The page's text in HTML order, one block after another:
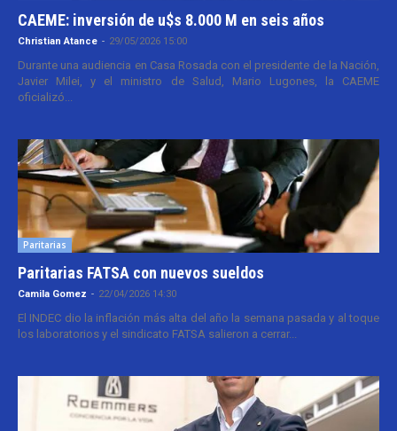
CAEME: inversión de u$s 8.000 M en seis años
Christian Atance - 29/05/2026 15:00
Durante una audiencia en Casa Rosada con el presidente de la Nación,
Javier Milei, y el ministro de Salud, Mario Lugones, la CAEME
oficializó...
Paritarias
Paritarias FATSA con nuevos sueldos
Camila Gomez - 22/04/2026 14:30
El INDEC dio la inflación más alta del año la semana pasada y al toque
los laboratorios y el sindicato FATSA salieron a cerrar...